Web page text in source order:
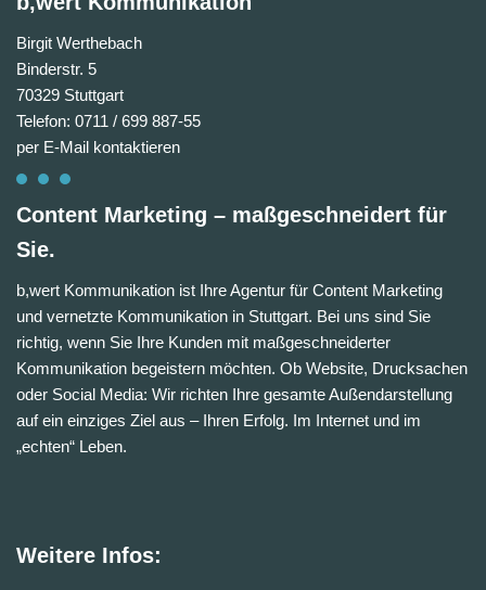
Birgit Werthebach
Binderstr. 5
70329 Stuttgart
Telefon: 0711 / 699 887-55
per E-Mail kontaktieren
Content Marketing – maßgeschneidert für
Sie.
b,wert Kommunikation ist Ihre Agentur für Content Marketing
und vernetzte Kommunikation in Stuttgart. Bei uns sind Sie
richtig, wenn Sie Ihre Kunden mit maßgeschneiderter
Kommunikation begeistern möchten. Ob Website, Drucksachen
oder Social Media: Wir richten Ihre gesamte Außendarstellung
auf ein einziges Ziel aus – Ihren Erfolg. Im Internet und im
„echten“ Leben.
Weitere Infos: